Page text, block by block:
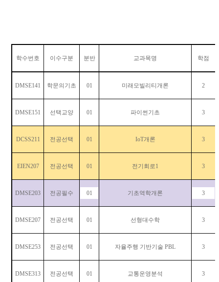
학수번호 이수구분 분반 교과목명 학점
DMSE141 학문의기초 01 미래모빌리티개론 2
DMSE151 선택교양 01 파이썬기초 3
DCSS211 전공선택 01 IoT개론 3
EIEN207 전공선택 01 전기회로1 3
DMSE203 전공필수 01 기초역학개론 3
DMSE207 전공선택 01 선형대수학 3
DMSE253 전공선택 01 자율주행 기반기술 PBL 3
DMSE313 전공선택 01 교통운영분석 3